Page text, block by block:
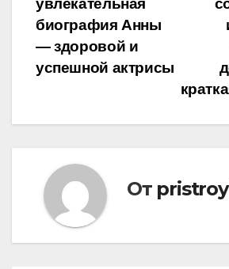
записям
увлекательная
биография Анны
— здоровой и
успешной актрисы
От